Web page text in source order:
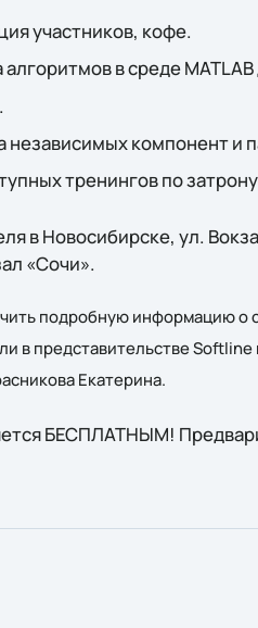
участников, кофе.
алгоритмов в среде
независимых компонент
тренингов по
в Новосибирске, ул.
«Сочи».
подробную информацию о
в представительстве
Екатерина.
БЕСПЛАТНЫМ!